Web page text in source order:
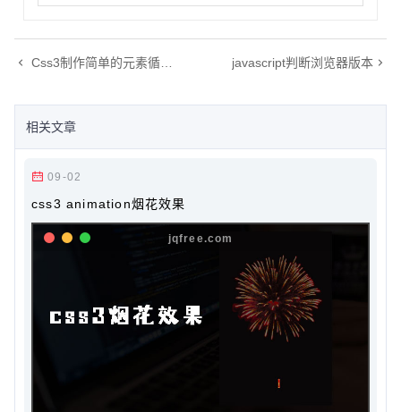
Css3制作简单的元素循环上下移动效果 javascript判断浏览器版本
相关文章
09-02
css3 animation烟花效果